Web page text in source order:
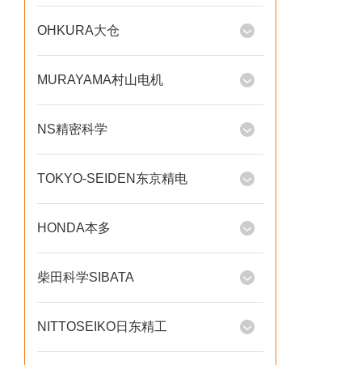
OHKURA大仓
MURAYAMA村山电机
NS精密科学
TOKYO-SEIDEN东京精电
HONDA本多
柴田科学SIBATA
NITTOSEIKO日东精工